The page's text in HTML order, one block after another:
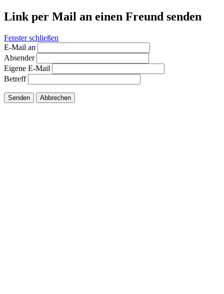
Link per Mail an einen Freund senden
Fenster schließen
E-Mail an
Absender
Eigene E-Mail
Betreff
Senden Abbrechen